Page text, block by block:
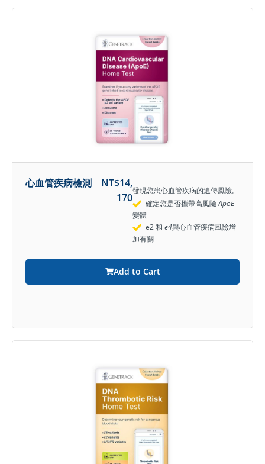
心血管疾病檢測 NT$14,
170
發現您患心血管疾病的遺傳風險。
確定您是否攜帶高風險ApoE
變體
e2 和 e4與心血管疾病風險增
加有關
Add to Cart